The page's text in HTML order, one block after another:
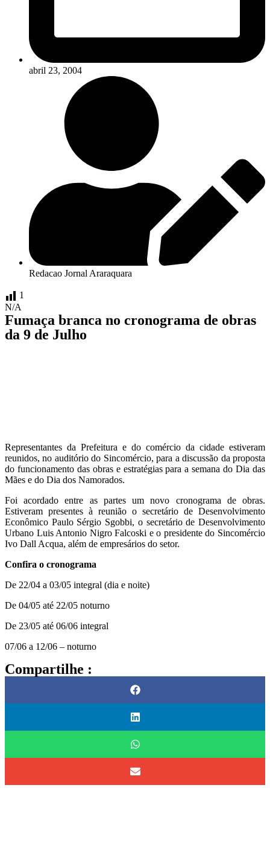
abril 23, 2004
Redacao Jornal Araraquara
1
N/A
Fumaça branca no cronograma de obras
da 9 de Julho
Representantes da Prefeitura e do comércio da cidade estiveram
reunidos, no auditório do Sincomércio, para a discussão da proposta
do funcionamento das obras e estratégias para a semana do Dia das
Mães e do Dia dos Namorados.
Foi acordado entre as partes um novo cronograma de obras.
Estiveram presentes à reunião o secretário de Desenvolvimento
Econômico Paulo Sérgio Sgobbi, o secretário de Desenvolvimento
Urbano Luis Antonio Nigro Falcoski e o presidente do Sincomércio
Ivo Dall Acqua, além de empresários do setor.
Confira o cronograma
De 22/04 a 03/05 integral (dia e noite)
De 04/05 até 22/05 noturno
De 23/05 até 06/06 integral
07/06 a 12/06 – noturno
Compartilhe :